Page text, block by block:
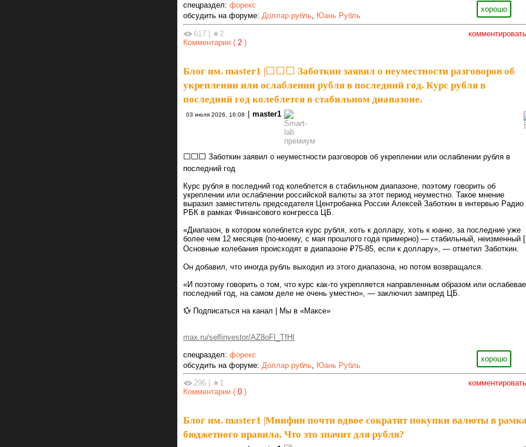
хорошо
спецраздел: форекс
обсудить на форуме: Доллар рубль, Юань Рубль
комментировать
617 | ★2
Комментарии ( 2 )
Блог им. master1 |⬜️⬜️⬜️ Заботкин заявил о неуместности разговоров об
укреплении или ослаблении рубля в последний год. Курс рубля в
последний год колеблется в стабильном диапазоне.
03 июля 2026, 16:08 | master1
⬜️⬜️⬜️ Заботкин заявил о неуместности разговоров об укреплении или ослаблении рубля в
последний год
Курс рубля в последний год колеблется в стабильном диапазоне, поэтому говорить об
укреплении или ослаблении российской валюты за этот период неуместно. Такое мнение
выразил заместитель председателя Центробанка России Алексей Заботкин в интервью Радио
РБК в рамках Финансового конгресса ЦБ.
«Диапазон, в котором колеблется курс рубля, хоть к доллару, хоть к юаню, за последние уже
более чем 12 месяцев (по-моему, с мая прошлого года примерно) — стабильный, неизменный
Основные колебания происходят в диапазоне ₽75-85, если к доллару», — отметил Заботкин.
Он добавил, что иногда рубль выходил из этого диапазона, но потом возвращался.
«И поэтому говорить о том, что курс как-то укрепляется направленным образом или
последний год, на самом деле не очень уместно», — заключил зампред ЦБ.
💱 Подписаться на канал | Мы в «Максе»
max.ru/selfinvestor/AZ8oFI_TfHI
хорошо
спецраздел: форекс
обсудить на форуме: Доллар рубль Юань Рубль
комментировать
296
★1
Комментарии ( 0 )
Блог им. master1 |Минфин почти вдвое сократит покупки валюты в
бюджетного правила. Что это значит для рубля?